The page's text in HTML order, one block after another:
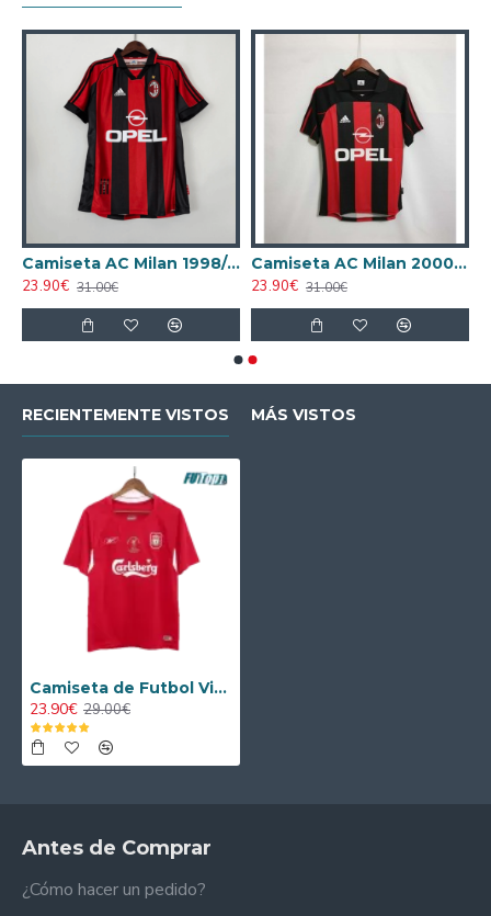
Camiseta AC Milan 1998/1999 Local Retro
23.90€ 31.00€
Camiseta AC Milan 2000/2001 Local Retro
23.90€ 31.00€
RECIENTEMENTE VISTOS MÁS VISTOS
Camiseta de Futbol Vintage Liverpool Local 2005/08 Calidad THAI
23.90€ 29.00€
Antes de Comprar
¿Cómo hacer un pedido?